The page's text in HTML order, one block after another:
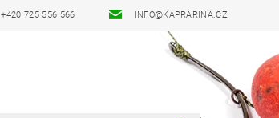
+420 725 556 566 INFO@KAPRARINA.CZ